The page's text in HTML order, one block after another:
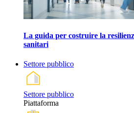
La guida per costruire la
sanitari
Settore pubblico
Settore pubblico
Piattaforma